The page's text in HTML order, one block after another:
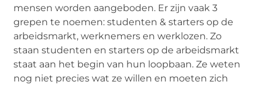
mensen worden aangeboden. Er zijn vaak 3
grepen te noemen: studenten & starters op de
arbeidsmarkt, werknemers en werklozen. Zo
staan studenten en starters op de arbeidsmarkt
staat aan het begin van hun loopbaan. Ze weten
nog niet precies wat ze willen en moeten zich